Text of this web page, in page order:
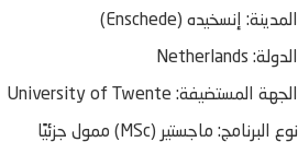
المدينة: إنسخيده (Enschede)
الدولة: Netherlands
الجهة المستضيفة: University of Twente
نوع البرنامج: ماجستير (MSc) ممول جزئيًا